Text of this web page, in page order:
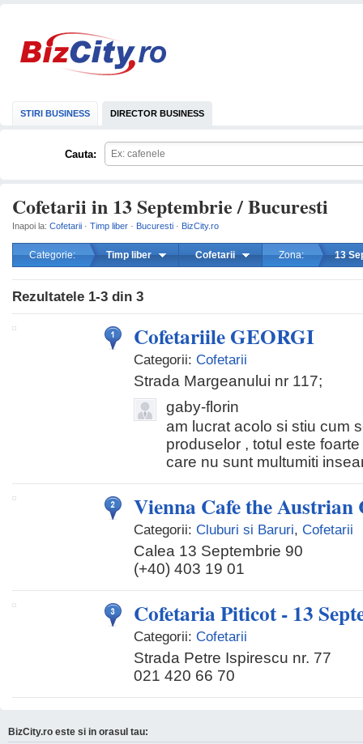
STIRI BUSINESS DIRECTOR BUSINESS
Cauta:
Cofetarii in 13 Septembrie / Bucuresti
Inapoi la: Cofetarii · Timp liber · Bucuresti · BizCity.ro
Categorie: Timp liber Cofetarii Zona: 13
Rezultatele 1-3 din 3
Cofetariile GEORGI
Categorii: Cofetarii
Strada Margeanului nr 117;
gaby-florin
am lucrat acolo si stiu cum
produselor , totul este
care nu sunt multumiti
Vienna Cafe the Austrian
Categorii: Cluburi si Baruri, Cofetarii
Calea 13 Septembrie 90
(+40) 403 19 01
Cofetaria Piticot - 13
Categorii: Cofetarii
Strada Petre Ispirescu nr. 77
021 420 66 70
BizCity.ro este si in orasul tau: